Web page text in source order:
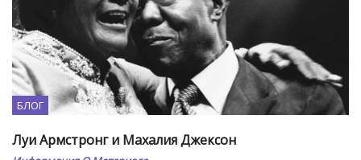
БЛОГ
Луи Армстронг и Махалия Джексон